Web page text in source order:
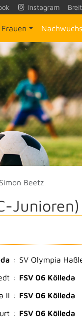
Instagram
Frauen Nachwuchs
Simon Beetz
Junioren)
: SV Olympia
: FSV 06 Kölleda
II : FSV 06 Kölleda
: FSV 06 Kölleda